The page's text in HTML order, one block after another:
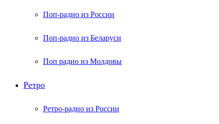
Поп-радио из России
Поп-радио из Беларуси
Поп радио из Молдовы
Ретро
Ретро-радио из России